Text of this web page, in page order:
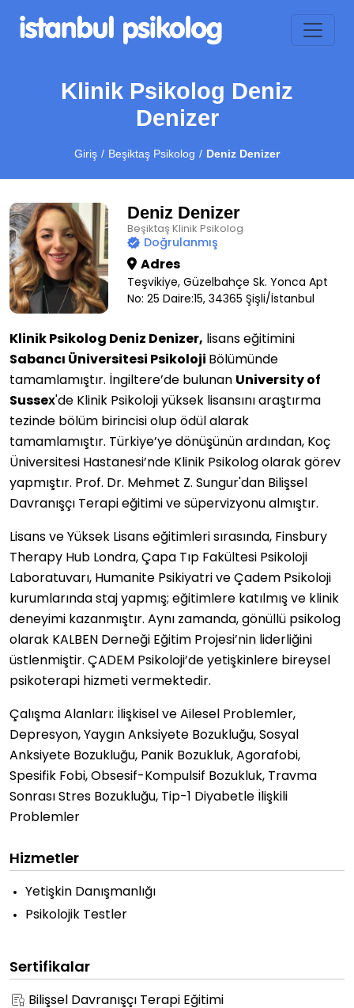
Klinik Psikolog Deniz
Denizer
Giriş Beşiktaş Psikolog Deniz Denizer
Deniz Denizer
Beşiktaş Klinik Psikolog
Doğrulanmış
Adres
Teşvikiye, Güzelbahçe Sk. Yonca Apt
No: 25 Daire:15, 34365 Şişli/İstanbul
Klinik Psikolog Deniz Denizer, lisans eğitimini
Sabancı Üniversitesi Psikoloji Bölümünde
tamamlamıştır. İngiltere’de bulunan University of
Sussex'de Klinik Psikoloji yüksek lisansını araştırma
tezinde bölüm birincisi olup ödül alarak
tamamlamıştır. Türkiye’ye dönüşünün ardından, Koç
Üniversitesi Hastanesi’nde Klinik Psikolog olarak görev
yapmıştır. Prof. Dr. Mehmet Z. Sungur'dan Bilişsel
Davranışçı Terapi eğitimi ve süpervizyonu almıştır.
Lisans ve Yüksek Lisans eğitimleri sırasında, Finsbury
Therapy Hub Londra, Çapa Tıp Fakültesi Psikoloji
Laboratuvarı, Humanite Psikiyatri ve Çadem Psikoloji
kurumlarında staj yapmış; eğitimlere katılmış ve klinik
deneyimi kazanmıştır. Aynı zamanda, gönüllü psikolog
olarak KALBEN Derneği Eğitim Projesi’nin liderliğini
üstlenmiştir. ÇADEM Psikoloji’de yetişkinlere bireysel
psikoterapi hizmeti vermektedir.
Çalışma Alanları: İlişkisel ve Ailesel Problemler,
Depresyon, Yaygın Anksiyete Bozukluğu, Sosyal
Anksiyete Bozukluğu, Panik Bozukluk, Agorafobi,
Spesifik Fobi, Obsesif-Kompulsif Bozukluk, Travma
Sonrası Stres Bozukluğu, Tip-1 Diyabetle İlişkili
Problemler
Hizmetler
Yetişkin Danışmanlığı
Psikolojik Testler
Sertifikalar
Bilişsel Davranışçı Terapi Eğitimi